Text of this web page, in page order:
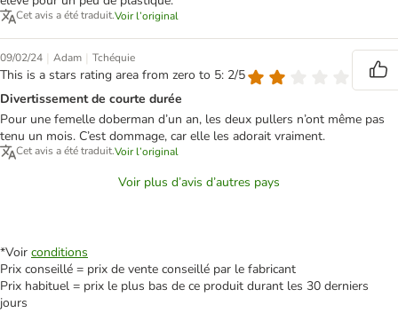
Cet avis a été traduit.Voir l’original
09/02/24 | Adam | Tchéquie
This is a stars rating area from zero to 5: 2/5
Divertissement de courte durée
Pour une femelle doberman d’un an, les deux pullers n’ont même pas
tenu un mois. C’est dommage, car elle les adorait vraiment.
Cet avis a été traduit.Voir l’original
Voir plus d’avis d’autres pays
*Voir conditions
Prix conseillé = prix de vente conseillé par le fabricant
Prix habituel = prix le plus bas de ce produit durant les 30 derniers
jours